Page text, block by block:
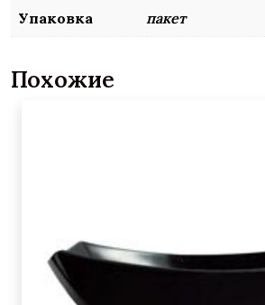
Упаковка пакет
Похожие